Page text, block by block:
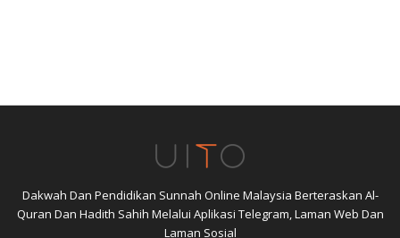
Dakwah Dan Pendidikan Sunnah Online Malaysia Berteraskan Al-
Quran Dan Hadith Sahih Melalui Aplikasi Telegram, Laman Web Dan
Laman Sosial